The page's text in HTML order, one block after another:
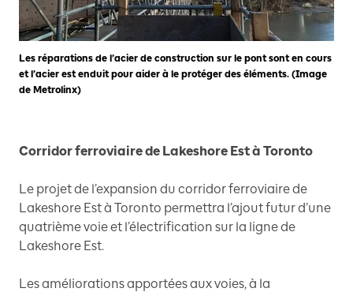
Les réparations de l’acier de construction sur le pont sont en cours
et l’acier est enduit pour aider à le protéger des éléments. (Image
de Metrolinx)
Corridor ferroviaire de Lakeshore Est à Toronto
Le projet de l’expansion du corridor ferroviaire de
Lakeshore Est à Toronto permettra l’ajout futur d’une
quatrième voie et l’électrification sur la ligne de
Lakeshore Est.
Les améliorations apportées aux voies, à la